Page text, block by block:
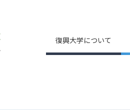
復興大学について